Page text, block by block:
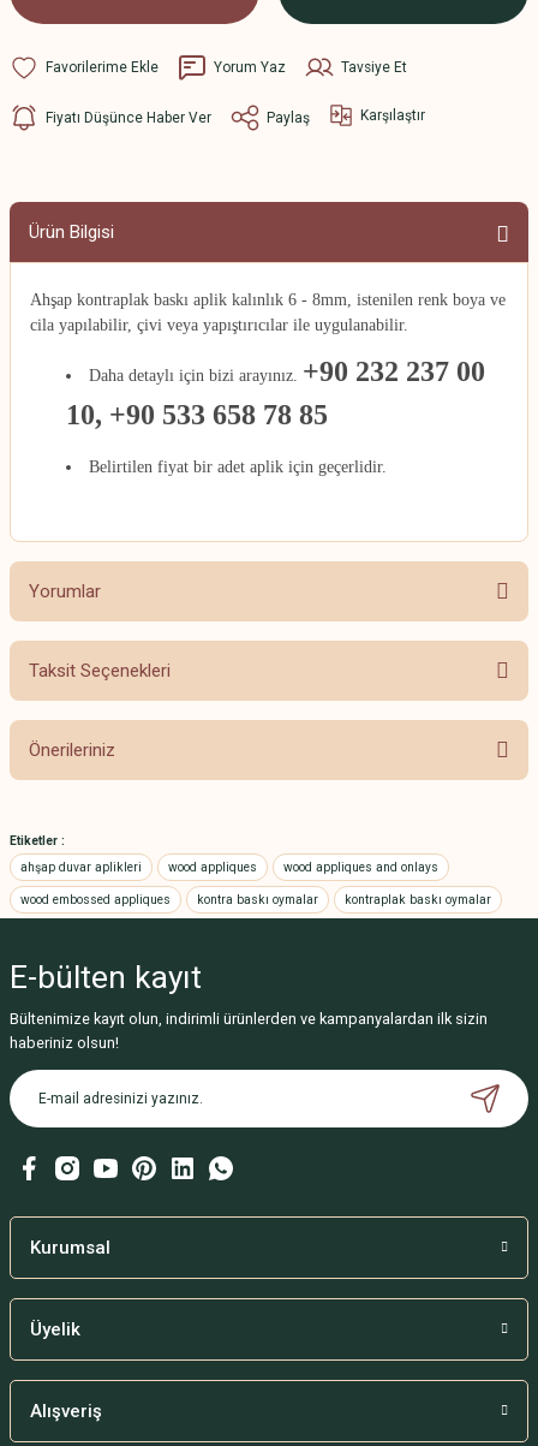
Yorum Yaz Tavsiye Et
Fiyatı Düşünce Haber Ver Paylaş Karşılaştır
Ürün Bilgisi
Ahşap kontraplak baskı aplik kalınlık 6 - 8mm, istenilen renk boya ve
cila yapılabilir, çivi veya yapıştırıcılar ile uygulanabilir.
Daha detaylı için bizi arayınız. +90 232 237 00
10, +90 533 658 78 85
Belirtilen fiyat bir adet aplik için geçerlidir.
Yorumlar
Bu ürüne ilk yorumu siz yapın!
Taksit Seçenekleri
Önerileriniz
yetersiz gördüğünüz noktaları öneri formunu kullanarak tarafımıza
iletebilirsiniz.
Görüş ve önerileriniz için teşekkür ederiz.
Ürün açıklamasında eksik bilgiler bulunuyor.
Ürün bilgilerinde hatalar bulunuyor.
Ürün fiyatı diğer sitelerden daha pahalı.
Etiketler :
ahşap duvar aplikleri
wood appliques wood appliques and onlays
wood embossed appliques kontra baskı oymalar kontraplak baskı oymalar
E-bülten kayıt
Bültenimize kayıt olun, indirimli ürünlerden ve kampanyalardan ilk sizin
haberiniz olsun!
Kurumsal
Üyelik
Alışveriş